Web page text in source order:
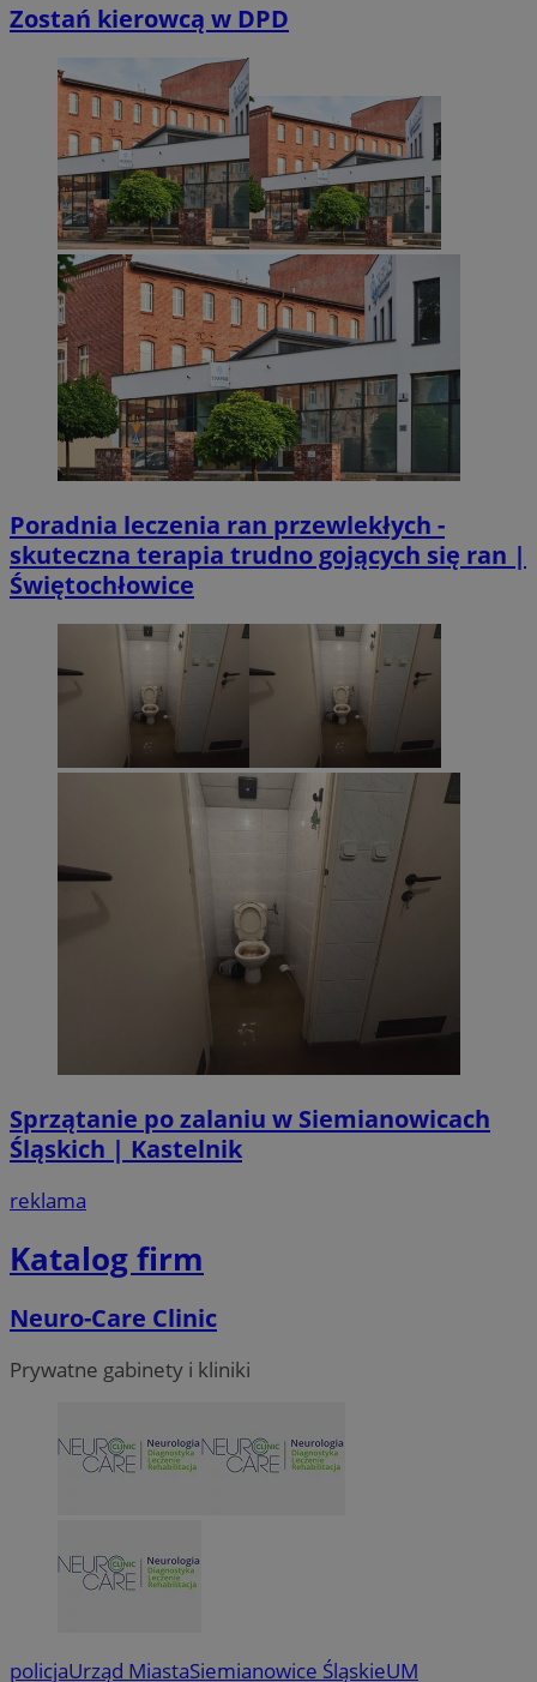
Zostań kierowcą w DPD
Poradnia leczenia ran przewlekłych -
skuteczna terapia trudno gojących się ran |
Świętochłowice
Sprzątanie po zalaniu w Siemianowicach
Śląskich | Kastelnik
reklama
Katalog firm
Neuro-Care Clinic
Prywatne gabinety i kliniki
policjaUrząd MiastaSiemianowice ŚląskieUM